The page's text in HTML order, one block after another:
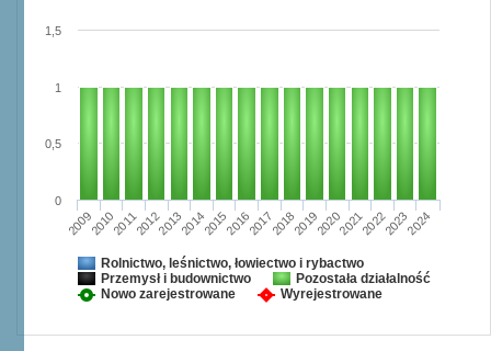
2009201020112012201320142015201620172018201920202021202220232024
0
0,5
1
1,5
Rolnictwo, leśnictwo, łowiectwo i rybactwo
Przemysł i budownictwo
Pozostała działalność
Nowo zarejestrowane
Wyrejestrowane